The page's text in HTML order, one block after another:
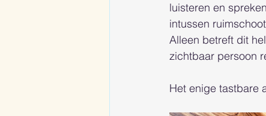
luisteren en
intussen
Alleen betreft dit
zichtbaar persoon
Het enige tastbare